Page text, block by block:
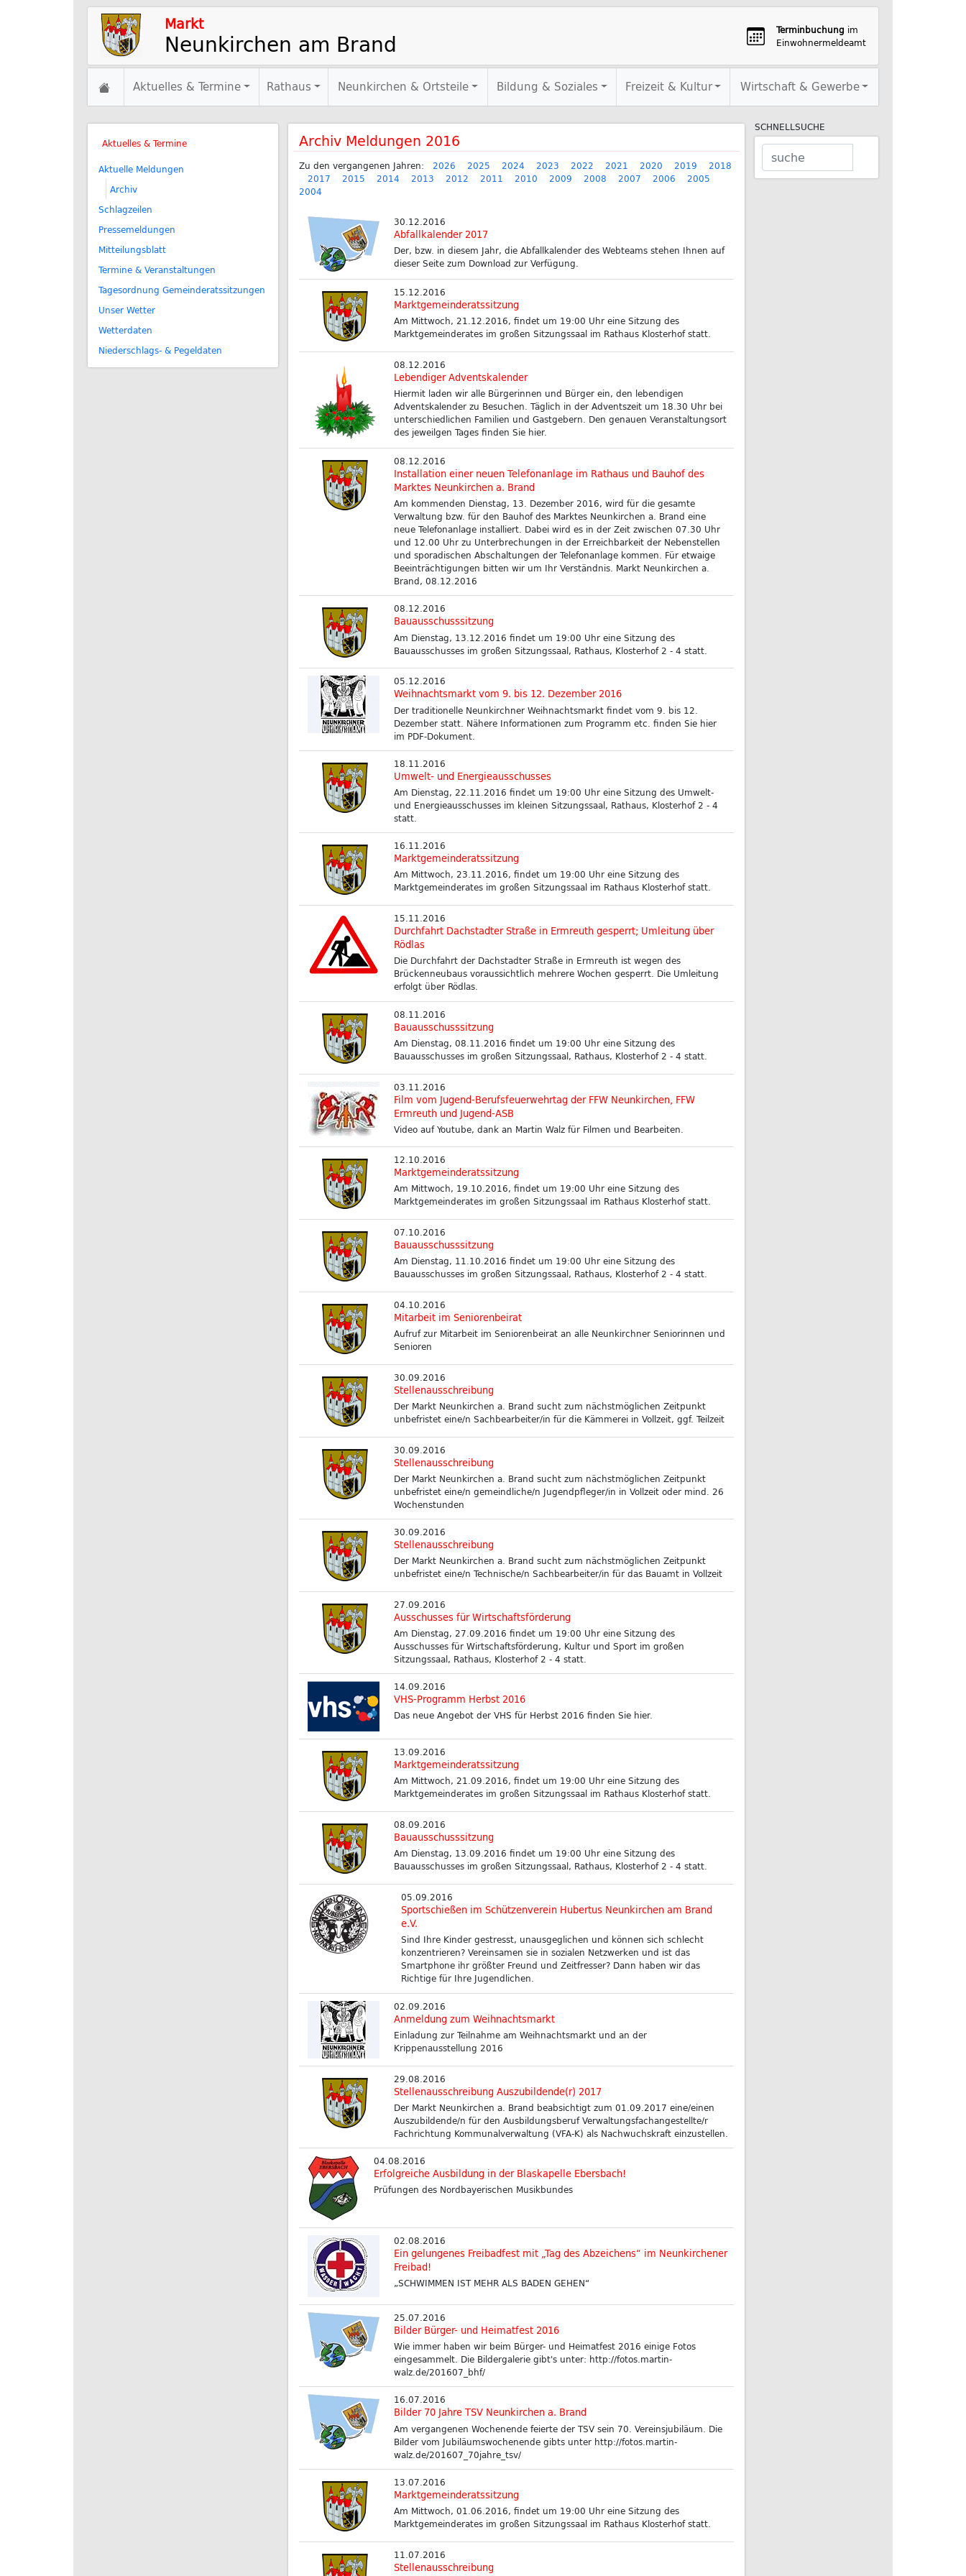
Markt
Neunkirchen am Brand Terminbuchung im
Einwohnermeldeamt
Aktuelles & Termine Rathaus Neunkirchen & Ortsteile Bildung & Soziales Freizeit & Kultur Wirtschaft & Gewerbe
Aktuelles & Termine
Aktuelle Meldungen
Archiv
Schlagzeilen
Pressemeldungen
Mitteilungsblatt
Termine & Veranstaltungen
Tagesordnung Gemeinderatssitzungen
Unser Wetter
Wetterdaten
Niederschlags- & Pegeldaten
Archiv Meldungen 2016
Zu den vergangenen Jahren: 2026 2025 2024 2023 2022 2021 2020 2019
2018
2017
2015 2014 2013 2012 2011 2010 2009 2008 2007 2006
2005
2004
30.12.2016
Abfallkalender 2017
Der, bzw. in diesem Jahr, die Abfallkalender des Webteams stehen Ihnen auf
dieser Seite zum Download zur Verfügung.
15.12.2016
Marktgemeinderatssitzung
Am Mittwoch, 21.12.2016, findet um 19:00 Uhr eine Sitzung des
Marktgemeinderates im großen Sitzungssaal im Rathaus Klosterhof statt.
08.12.2016
Lebendiger Adventskalender
Hiermit laden wir alle Bürgerinnen und Bürger ein, den lebendigen
Adventskalender zu Besuchen. Täglich in der Adventszeit um 18.30 Uhr bei
unterschiedlichen Familien und Gastgebern. Den genauen Veranstaltungsort
des jeweilgen Tages finden Sie hier.
08.12.2016
Installation einer neuen Telefonanlage im Rathaus und Bauhof des
Marktes Neunkirchen a. Brand
Am kommenden Dienstag, 13. Dezember 2016, wird für die gesamte
Verwaltung bzw. für den Bauhof des Marktes Neunkirchen a. Brand eine
neue Telefonanlage installiert. Dabei wird es in der Zeit zwischen 07.30 Uhr
und 12.00 Uhr zu Unterbrechungen in der Erreichbarkeit der Nebenstellen
und sporadischen Abschaltungen der Telefonanlage kommen. Für etwaige
Beeinträchtigungen bitten wir um Ihr Verständnis. Markt Neunkirchen a.
Brand, 08.12.2016
08.12.2016
Bauausschusssitzung
Am Dienstag, 13.12.2016 findet um 19:00 Uhr eine Sitzung des
Bauausschusses im großen Sitzungssaal, Rathaus, Klosterhof 2 - 4 statt.
05.12.2016
Weihnachtsmarkt vom 9. bis 12. Dezember 2016
Der traditionelle Neunkirchner Weihnachtsmarkt findet vom 9. bis 12.
Dezember statt. Nähere Informationen zum Programm etc. finden Sie hier
im PDF-Dokument.
18.11.2016
Umwelt- und Energieausschusses
Am Dienstag, 22.11.2016 findet um 19:00 Uhr eine Sitzung des Umwelt-
und Energieausschusses im kleinen Sitzungssaal, Rathaus, Klosterhof 2 - 4
statt.
16.11.2016
Marktgemeinderatssitzung
Am Mittwoch, 23.11.2016, findet um 19:00 Uhr eine Sitzung des
Marktgemeinderates im großen Sitzungssaal im Rathaus Klosterhof statt.
15.11.2016
Durchfahrt Dachstadter Straße in Ermreuth gesperrt; Umleitung über
Rödlas
Die Durchfahrt der Dachstadter Straße in Ermreuth ist wegen des
Brückenneubaus voraussichtlich mehrere Wochen gesperrt. Die Umleitung
erfolgt über Rödlas.
08.11.2016
Bauausschusssitzung
Am Dienstag, 08.11.2016 findet um 19:00 Uhr eine Sitzung des
Bauausschusses im großen Sitzungssaal, Rathaus, Klosterhof 2 - 4 statt.
03.11.2016
Film vom Jugend-Berufsfeuerwehrtag der FFW Neunkirchen, FFW
Ermreuth und Jugend-ASB
Video auf Youtube, dank an Martin Walz für Filmen und Bearbeiten.
12.10.2016
Marktgemeinderatssitzung
Am Mittwoch, 19.10.2016, findet um 19:00 Uhr eine Sitzung des
Marktgemeinderates im großen Sitzungssaal im Rathaus Klosterhof statt.
07.10.2016
Bauausschusssitzung
Am Dienstag, 11.10.2016 findet um 19:00 Uhr eine Sitzung des
Bauausschusses im großen Sitzungssaal, Rathaus, Klosterhof 2 - 4 statt.
04.10.2016
Mitarbeit im Seniorenbeirat
Aufruf zur Mitarbeit im Seniorenbeirat an alle Neunkirchner Seniorinnen und
Senioren
30.09.2016
Stellenausschreibung
Der Markt Neunkirchen a. Brand sucht zum nächstmöglichen Zeitpunkt
unbefristet eine/n Sachbearbeiter/in für die Kämmerei in Vollzeit, ggf. Teilzeit
30.09.2016
Stellenausschreibung
Der Markt Neunkirchen a. Brand sucht zum nächstmöglichen Zeitpunkt
unbefristet eine/n gemeindliche/n Jugendpfleger/in in Vollzeit oder mind. 26
Wochenstunden
30.09.2016
Stellenausschreibung
Der Markt Neunkirchen a. Brand sucht zum nächstmöglichen Zeitpunkt
unbefristet eine/n Technische/n Sachbearbeiter/in für das Bauamt in Vollzeit
27.09.2016
Ausschusses für Wirtschaftsförderung
Am Dienstag, 27.09.2016 findet um 19:00 Uhr eine Sitzung des
Ausschusses für Wirtschaftsförderung, Kultur und Sport im großen
Sitzungssaal, Rathaus, Klosterhof 2 - 4 statt.
14.09.2016
VHS-Programm Herbst 2016
Das neue Angebot der VHS für Herbst 2016 finden Sie hier.
13.09.2016
Marktgemeinderatssitzung
Am Mittwoch, 21.09.2016, findet um 19:00 Uhr eine Sitzung des
Marktgemeinderates im großen Sitzungssaal im Rathaus Klosterhof statt.
08.09.2016
Bauausschusssitzung
Am Dienstag, 13.09.2016 findet um 19:00 Uhr eine Sitzung des
Bauausschusses im großen Sitzungssaal, Rathaus, Klosterhof 2 - 4 statt.
05.09.2016
Sportschießen im Schützenverein Hubertus Neunkirchen am Brand
e.V.
Sind Ihre Kinder gestresst, unausgeglichen und können sich schlecht
konzentrieren? Vereinsamen sie in sozialen Netzwerken und ist das
Smartphone ihr größter Freund und Zeitfresser? Dann haben wir das
Richtige für Ihre Jugendlichen.
02.09.2016
Anmeldung zum Weihnachtsmarkt
Einladung zur Teilnahme am Weihnachtsmarkt und an der
Krippenausstellung 2016
29.08.2016
Stellenausschreibung Auszubildende(r) 2017
Der Markt Neunkirchen a. Brand beabsichtigt zum 01.09.2017 eine/einen
Auszubildende/n für den Ausbildungsberuf Verwaltungsfachangestellte/r
Fachrichtung Kommunalverwaltung (VFA-K) als Nachwuchskraft einzustellen.
04.08.2016
Erfolgreiche Ausbildung in der Blaskapelle Ebersbach!
Prüfungen des Nordbayerischen Musikbundes
02.08.2016
Ein gelungenes Freibadfest mit „Tag des Abzeichens“ im Neunkirchener
Freibad!
„SCHWIMMEN IST MEHR ALS BADEN GEHEN“
25.07.2016
Bilder Bürger- und Heimatfest 2016
Wie immer haben wir beim Bürger- und Heimatfest 2016 einige Fotos
eingesammelt. Die Bildergalerie gibt's unter: http://fotos.martin-
walz.de/201607_bhf/
16.07.2016
Bilder 70 Jahre TSV Neunkirchen a. Brand
Am vergangenen Wochenende feierte der TSV sein 70. Vereinsjubiläum. Die
Bilder vom Jubiläumswochenende gibts unter http://fotos.martin-
walz.de/201607_70jahre_tsv/
13.07.2016
Marktgemeinderatssitzung
Am Mittwoch, 01.06.2016, findet um 19:00 Uhr eine Sitzung des
Marktgemeinderates im großen Sitzungssaal im Rathaus Klosterhof statt.
11.07.2016
Stellenausschreibung
SCHNELLSUCHE